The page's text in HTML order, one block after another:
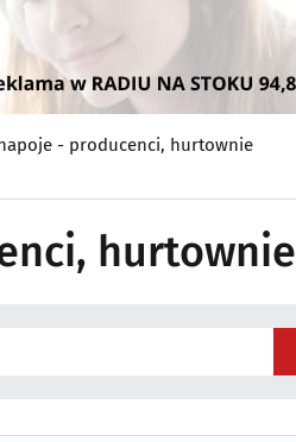
- producenci, hurtownie
hurtownie